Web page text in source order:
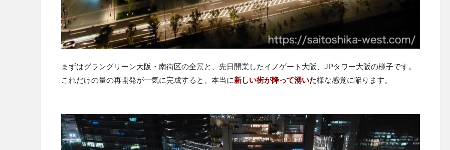
まずはグラングリーン大阪・南街区の全景と、先日開業したイノゲート大阪、JPタワー大阪の様子です。
これだけの量の再開発が一気に完成すると、本当に新しい街が降って湧いた様な感覚に陥ります。